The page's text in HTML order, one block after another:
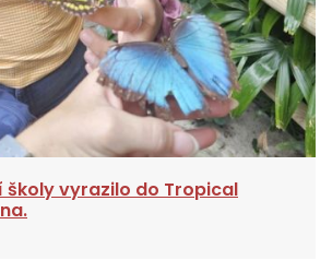
školy vyrazilo do Tropical